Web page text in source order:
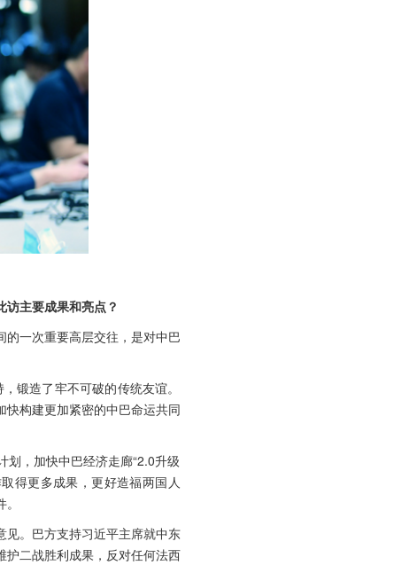
主要成果和亮点？
一次重要高层交往，是对中巴
锻造了牢不可破的传统友谊。
构建更加紧密的中巴命运共同
，加快中巴经济走廊“2.0升级
得更多成果，更好造福两国人
。巴方支持习近平主席就中东
二战胜利成果，反对任何法西